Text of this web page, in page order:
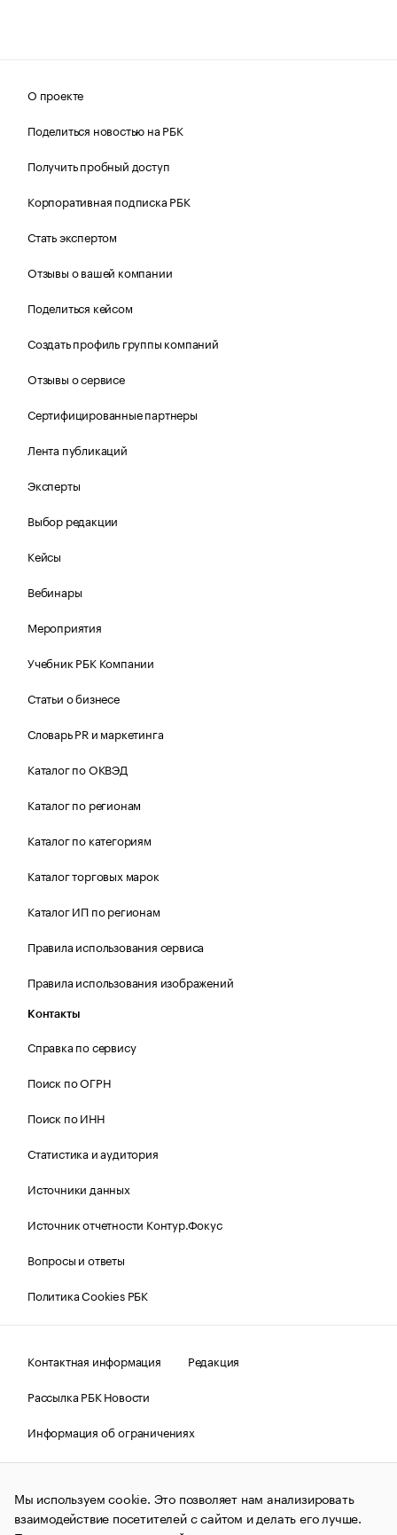
О проекте
Поделиться новостью на РБК
Получить пробный доступ
Корпоративная подписка РБК
Стать экспертом
Отзывы о вашей компании
Поделиться кейсом
Создать профиль группы компаний
Отзывы о сервисе
Сертифицированные партнеры
Лента публикаций
Эксперты
Выбор редакции
Кейсы
Вебинары
Мероприятия
Учебник РБК Компании
Статьи о бизнесе
Словарь PR и маркетинга
Каталог по ОКВЭД
Каталог по регионам
Каталог по категориям
Каталог торговых марок
Каталог ИП по регионам
Правила использования сервиса
Правила использования изображений
Контакты
Справка по сервису
Поиск по ОГРН
Поиск по ИНН
Статистика и аудитория
Источники данных
Источник отчетности Контур.Фокус
Вопросы и ответы
Политика Cookies РБК
Контактная информация
Редакция
Рассылка РБК Новости
Информация об ограничениях
Правовая информация
О соблюдении авторских прав
© АО «РОСБИЗНЕСКОНСАЛТИНГ»,1995–2026.Сообщения
и материалы информационного агентства «РБК»
(зарегистрировано Федеральной службой по надзору в сфере
Мы используем cookie. Это позволяет нам анализировать
взаимодействие посетителей с сайтом и делать его лучше.